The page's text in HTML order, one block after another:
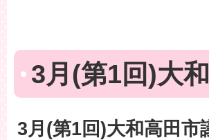
3月(第1回)大
3月(第1回)大和高田市